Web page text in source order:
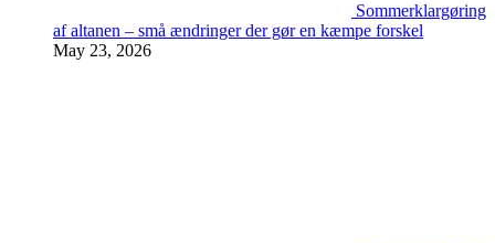
Sommerklargøring
af altanen – små ændringer der gør en kæmpe forskel
May 23, 2026